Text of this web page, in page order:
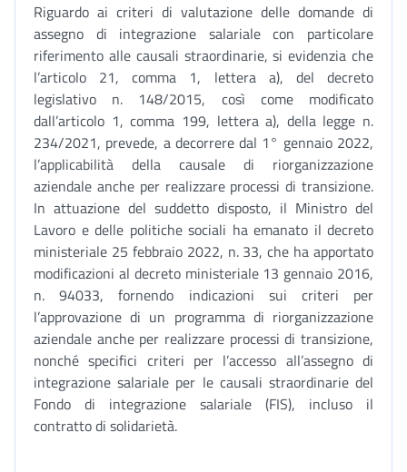
Riguardo ai criteri di valutazione delle domande di
assegno di integrazione salariale con particolare
riferimento alle causali straordinarie, si evidenzia che
l’articolo 21, comma 1, lettera a), del decreto
legislativo n. 148/2015, così come modificato
dall’articolo 1, comma 199, lettera a), della legge n.
234/2021, prevede, a decorrere dal 1° gennaio 2022,
l’applicabilità della causale di riorganizzazione
aziendale anche per realizzare processi di transizione.
In attuazione del suddetto disposto, il Ministro del
Lavoro e delle politiche sociali ha emanato il decreto
ministeriale 25 febbraio 2022, n. 33, che ha apportato
modificazioni al decreto ministeriale 13 gennaio 2016,
n. 94033, fornendo indicazioni sui criteri per
l’approvazione di un programma di riorganizzazione
aziendale anche per realizzare processi di transizione,
nonché specifici criteri per l’accesso all’assegno di
integrazione salariale per le causali straordinarie del
Fondo di integrazione salariale (FIS), incluso il
contratto di solidarietà.